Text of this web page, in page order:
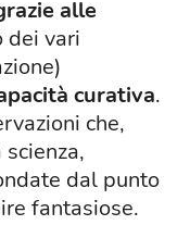
alle
dei vari
curativa.
che,
dal punto
fantasiose.